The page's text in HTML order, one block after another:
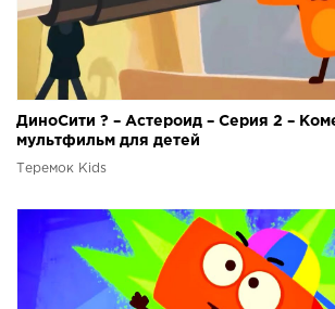
ДиноСити ? – Астероид – Серия 2 –
мультфильм для детей
Теремок Kids